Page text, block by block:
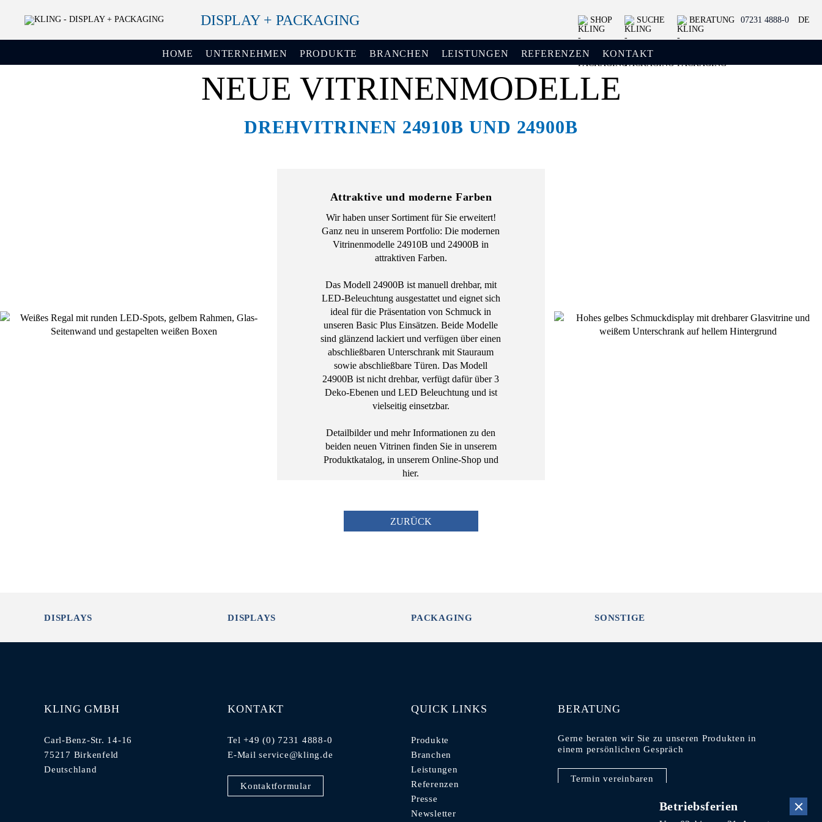
DISPLAY + PACKAGING SHOP SUCHE BERATUNG 07231 4888-0 DE
HOME UNTERNEHMEN PRODUKTE BRANCHEN LEISTUNGEN REFERENZEN KONTAKT
NEUE VITRINENMODELLE
DREHVITRINEN 24910B UND 24900B
Attraktive und moderne Farben
Wir haben unser Sortiment für Sie erweitert!
Ganz neu in unserem Portfolio: Die modernen
Vitrinenmodelle 24910B und 24900B in
attraktiven Farben.
Das Modell 24900B ist manuell drehbar, mit
LED-Beleuchtung ausgestattet und eignet sich
ideal für die Präsentation von Schmuck in
unseren Basic Plus Einsätzen. Beide Modelle
sind glänzend lackiert und verfügen über einen
abschließbaren Unterschrank mit Stauraum
sowie abschließbare Türen. Das Modell
24900B ist nicht drehbar, verfügt dafür über 3
Deko-Ebenen und LED Beleuchtung und ist
vielseitig einsetzbar.
Detailbilder und mehr Informationen zu den
beiden neuen Vitrinen finden Sie in unserem
Produktkatalog, in unserem Online-Shopund
hier.
ZURÜCK
Betriebsferien
DISPLAYS DISPLAYS PACKAGING SONSTIGE
KLING GMBH
Carl-Benz-Str. 14-16
75217 Birkenfeld
Deutschland
KONTAKT
Tel +49 (0) 7231 4888-0
E-Mailservice@kling.de
Kontaktformular
QUICK LINKS
Produkte
Branchen
Leistungen
Referenzen
Presse
Newsletter
BERATUNG
Gerne beraten wir Sie zu unseren Produkten in
einem persönlichen Gespräch
Termin vereinbaren